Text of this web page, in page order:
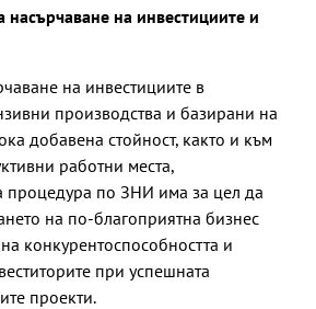
насърчаване на инвестициите и
на инвестициите в
производства и базирани на
добавена стойност, както и към
работни места,
процедура по ЗНИ има за цел да
на по-благоприятна бизнес
конкурентоспособността и
при успешната
проекти.